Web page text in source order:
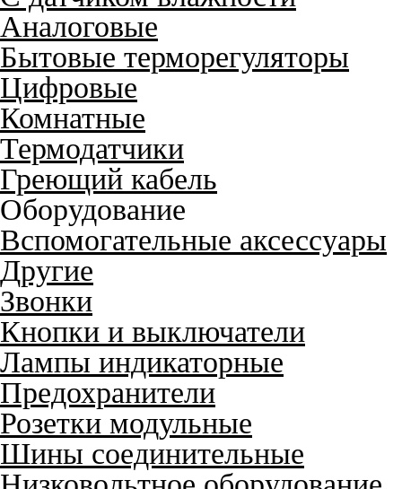
Аналоговые
Бытовые терморегуляторы
Цифровые
Комнатные
Термодатчики
Греющий кабель
Оборудование
Вспомогательные аксессуары
Другие
Звонки
Кнопки и выключатели
Лампы индикаторные
Предохранители
Розетки модульные
Шины соединительные